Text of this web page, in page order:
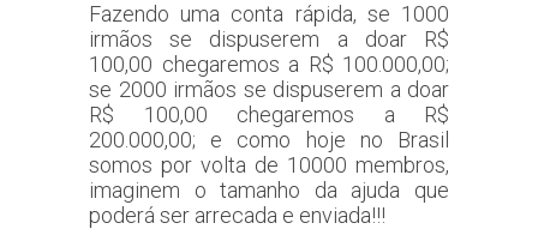
Fazendo uma conta rápida, se 1000
irmãos se dispuserem a doar R$
100,00 chegaremos a R$ 100.000,00;
se 2000 irmãos se dispuserem a doar
R$ 100,00 chegaremos a R$
200.000,00; e como hoje no Brasil
somos por volta de 10000 membros,
imaginem o tamanho da ajuda que
poderá ser arrecada e enviada!!!